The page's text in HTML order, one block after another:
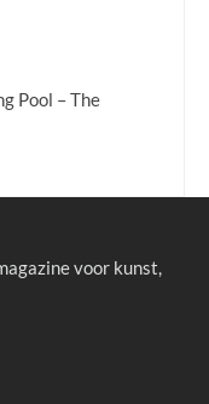
Pool – The
voor kunst,